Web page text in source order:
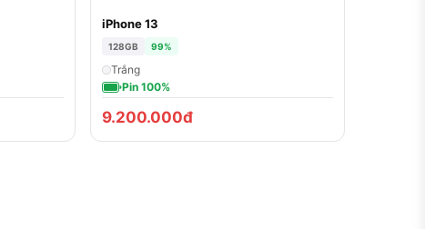
iPhone 13
128GB 99%
Trắng
Pin 100%
9.200.000đ